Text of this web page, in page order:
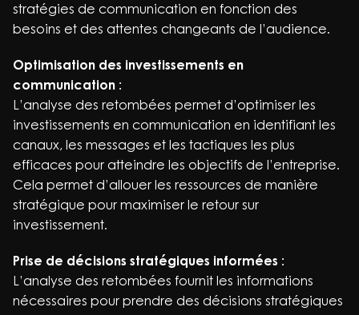
stratégies de communication en fonction des
besoins et des attentes changeants de l’audience.
Optimisation des investissements en
communication :
L’analyse des retombées permet d’optimiser les
investissements en communication en identifiant les
canaux, les messages et les tactiques les plus
efficaces pour atteindre les objectifs de l’entreprise.
Cela permet d’allouer les ressources de manière
stratégique pour maximiser le retour sur
investissement.
Prise de décisions stratégiques informées :
L’analyse des retombées fournit les informations
nécessaires pour prendre des décisions stratégiques